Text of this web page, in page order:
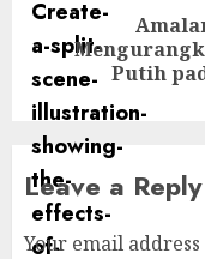
Next
post:
Putih
Leave a Reply
Your email